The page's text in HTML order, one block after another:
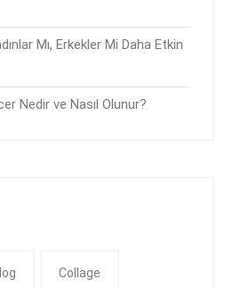
Mı, Erkekler Mi Daha Etkin
Nedir ve Nasıl Olunur?
Collage